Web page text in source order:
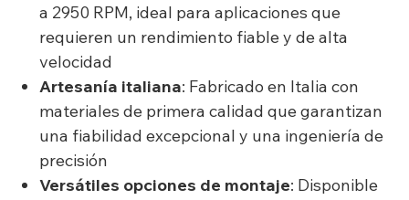
a 2950 RPM, ideal para aplicaciones que
requieren un rendimiento fiable y de alta
velocidad
Artesanía italiana: Fabricado en Italia con
materiales de primera calidad que garantizan
una fiabilidad excepcional y una ingeniería de
precisión
Versátiles opciones de montaje: Disponible